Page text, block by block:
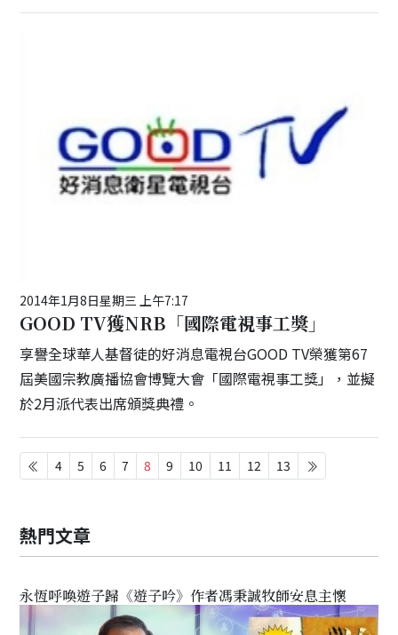
2014年1月8日星期三 上午7:17
GOOD TV獲NRB「國際電視事工獎」
享譽全球華人基督徒的好消息電視台GOOD TV榮獲第67
屆美國宗教廣播協會博覽大會「國際電視事工獎」，並擬
於2月派代表出席頒獎典禮。
4 5 6 7 8 9 10 11 12 13
熱門文章
永恆呼喚遊子歸《遊子吟》作者馮秉誠牧師安息主懷